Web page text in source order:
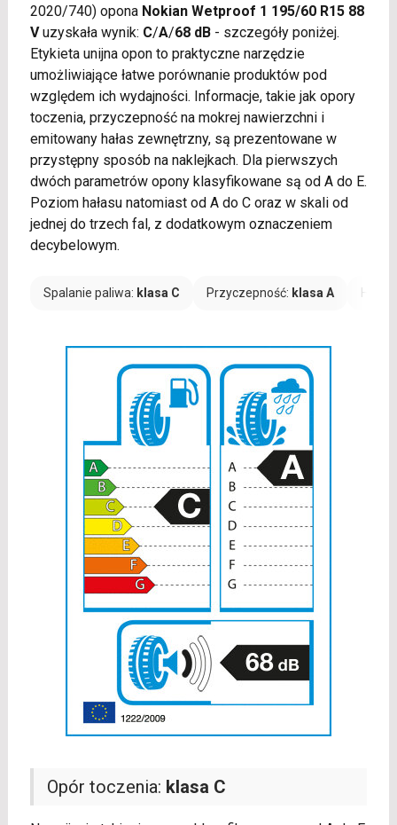
2020/740) opona Nokian Wetproof 1 195/60 R15 88
Vuzyskała wynik: C/A/68 dB- szczegóły poniżej.
Etykieta unijna opon to praktyczne narzędzie
umożliwiające łatwe porównanie produktów pod
względem ich wydajności. Informacje, takie jak opory
toczenia, przyczepność na mokrej nawierzchni i
emitowany hałas zewnętrzny, są prezentowane w
przystępny sposób na naklejkach. Dla pierwszych
dwóch parametrów opony klasyfikowane są od A do E.
Poziom hałasu natomiast od A do C oraz w skali od
jednej do trzech fal, z dodatkowym oznaczeniem
decybelowym.
Spalanie paliwa: klasa C Przyczepność: klasa A
Opór toczenia: klasa C